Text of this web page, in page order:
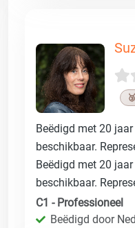
Beëdigd met 20
beschikbaar.
Beëdigd met 20
beschikbaar.
C1 - Professioneel
Beëdigd door